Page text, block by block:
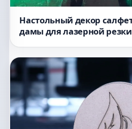
Настольный декор салфетница в виде
дамы для лазерной резки